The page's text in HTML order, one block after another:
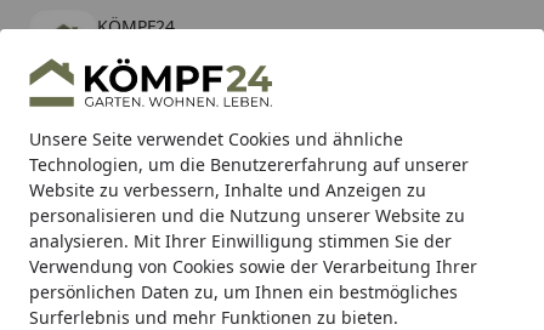
Unsere Seite verwendet Cookies und ähnliche
Technologien, um die Benutzererfahrung auf unserer
Website zu verbessern, Inhalte und Anzeigen zu
personalisieren und die Nutzung unserer Website zu
analysieren. Mit Ihrer Einwilligung stimmen Sie der
Verwendung von Cookies sowie der Verarbeitung Ihrer
persönlichen Daten zu, um Ihnen ein bestmögliches
Surferlebnis und mehr Funktionen zu bieten.
KÖMPF24
kostenlos - Im App Store
Hotline
Alle Produkte
Mein Konto
Suchen
Karibu Pools inkl. gratis Sandfilteranlage & Pool-
Starterset (Gesamtwert bis 468,99€)